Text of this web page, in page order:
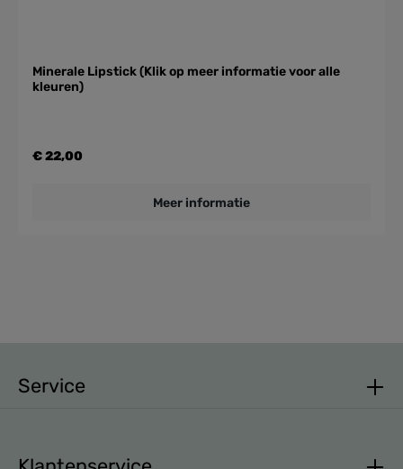
Minerale Lipstick (Klik op meer informatie voor alle
kleuren)
€ 22,00
Meer informatie
Service